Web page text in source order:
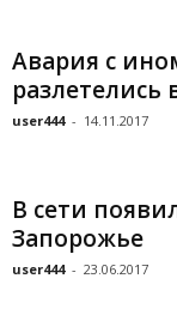
Авария с
user444 - 14.11.2017
В сети
Запорожье
user444 - 23.06.2017